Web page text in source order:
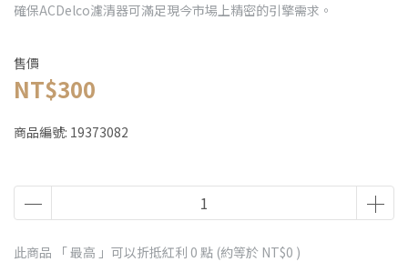
確保ACDelco濾清器可滿足現今市場上精密的引擎需求。
售價
NT$300
商品編號: 19373082
此商品 「 最高 」可以折抵紅利 0 點 (約等於 NT$0 )